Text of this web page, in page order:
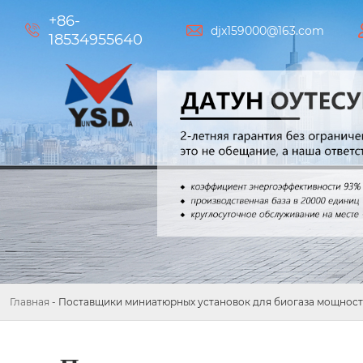

+86-
18534955640
 djx159000@163.com
Главная - Поставщики миниатюрных установок для биогаза